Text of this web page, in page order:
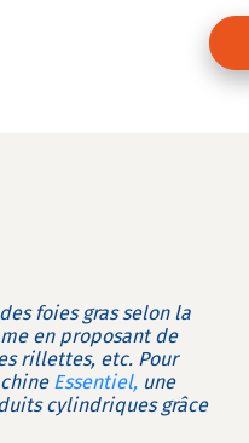
foies gras selon la
en proposant de
rillettes, etc. Pour
Essentiel, une
cylindriques grâce